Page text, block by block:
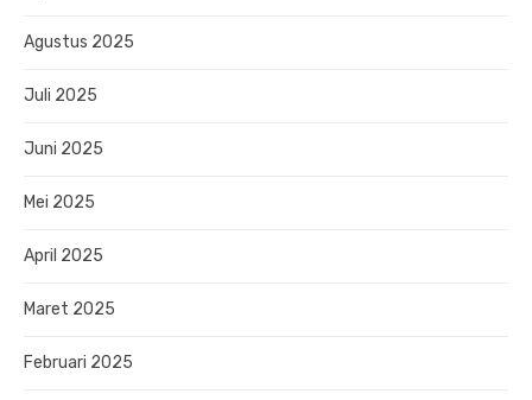
Agustus 2025
Juli 2025
Juni 2025
Mei 2025
April 2025
Maret 2025
Februari 2025